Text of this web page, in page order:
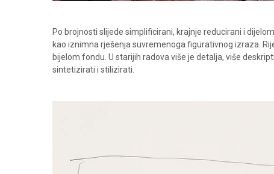
Po brojnosti slijede simplificirani, krajnje reducirani i
kao iznimna rješenja suvremenoga figurativnog izraza.
bijelom fondu. U starijih radova više je detalja, više
sintetizirati i stilizirati.